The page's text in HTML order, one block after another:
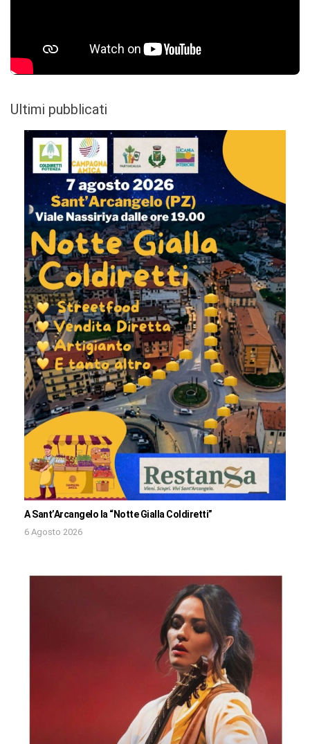
Ultimi pubblicati
A Sant’Arcangelo la “Notte Gialla Coldiretti”
6 Agosto 2026